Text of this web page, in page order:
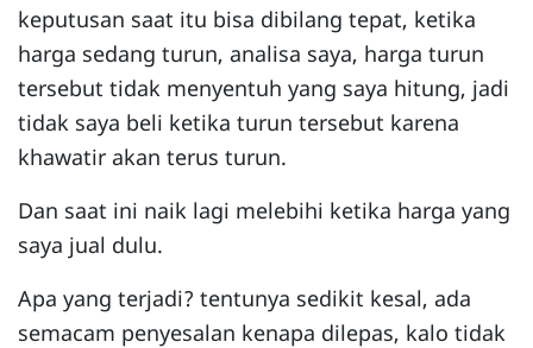
keputusan saat itu bisa dibilang tepat, ketika
harga sedang turun, analisa saya, harga turun
tersebut tidak menyentuh yang saya hitung, jadi
tidak saya beli ketika turun tersebut karena
khawatir akan terus turun.
Dan saat ini naik lagi melebihi ketika harga yang
saya jual dulu.
Apa yang terjadi? tentunya sedikit kesal, ada
semacam penyesalan kenapa dilepas, kalo tidak